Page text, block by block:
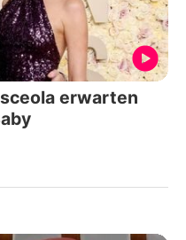
erwarten